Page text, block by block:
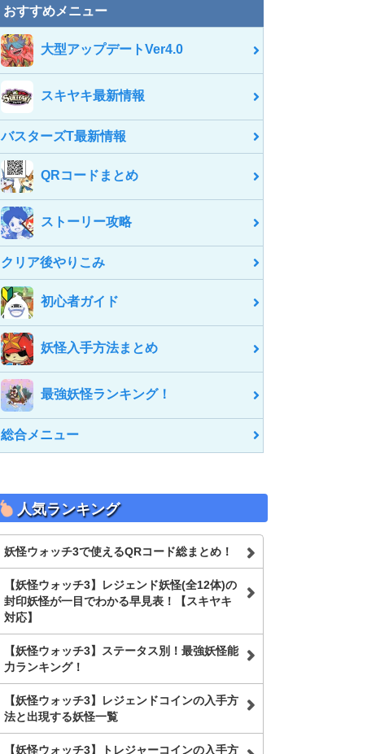
内
検
索
おすすめメニュー
大型アップデートVer4.0
スキヤキ最新情報
バスターズT最新情報
QRコードまとめ
ストーリー攻略
クリア後やりこみ
初心者ガイド
妖怪入手方法まとめ
最強妖怪ランキング！
総合メニュー
人気ランキング
妖怪ウォッチ3で使えるQRコード総まとめ！
【妖怪ウォッチ3】レジェンド妖怪(全12体)の
封印妖怪が一目でわかる早見表！【スキヤキ
対応】
【妖怪ウォッチ3】ステータス別！最強妖怪能
力ランキング！
【妖怪ウォッチ3】レジェンドコインの入手方
法と出現する妖怪一覧
【妖怪ウォッチ3】トレジャーコインの入手方